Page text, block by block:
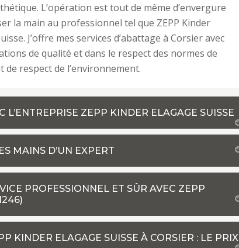
L’opération est tout de même d’envergure
la main au professionnel tel que ZEPP Kinder
J’offre mes services d’abattage à Corsier avec
de qualité et dans le respect des normes de
de respect de l’environnement.
L’ENTREPRISE ZEPP KINDER ELAGAGE SUISSE
MAINS D’UN EXPERT
PROFESSIONNEL ET SÛR AVEC ZEPP
KINDER ELAGAGE SUISSE À CORSIER : LE PRIX